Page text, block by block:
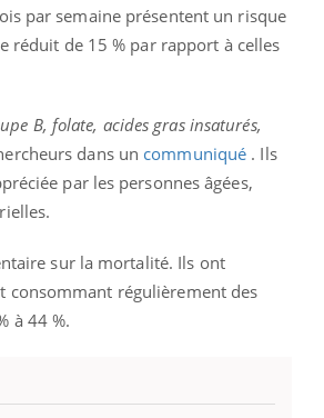
par semaine présentent un risque
réduit de 15 % par rapport à celles
B, folate, acides gras insaturés,
dans un communiqué . Ils
par les personnes âgées,
sur la mortalité. Ils ont
consommant régulièrement des
à 44 %.
& Ramadan 2026Youtube
mais ...